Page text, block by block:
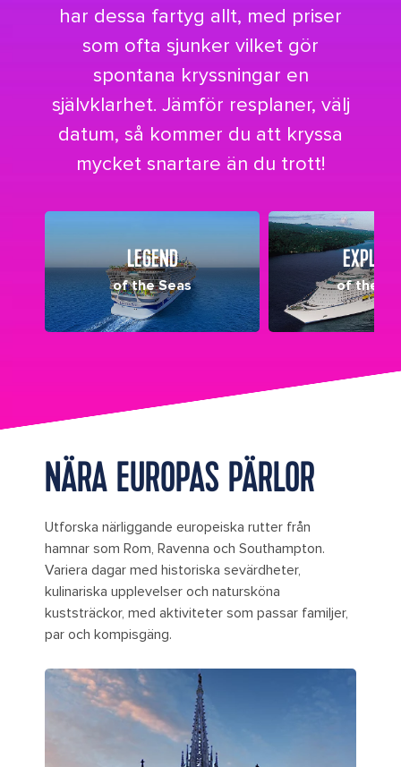
har dessa fartyg allt, med priser
som ofta sjunker vilket gör
spontana kryssningar en
självklarhet. Jämför resplaner, välj
datum, så kommer du att kryssa
mycket snartare än du trott!
LEGEND
of the Seas of the
NÄRA EUROPAS PÄRLOR
Utforska närliggande europeiska rutter från
hamnar som Rom, Ravenna och Southampton.
Variera dagar med historiska sevärdheter,
kulinariska upplevelser och natursköna
kuststräckor, med aktiviteter som passar familjer,
par och kompisgäng.